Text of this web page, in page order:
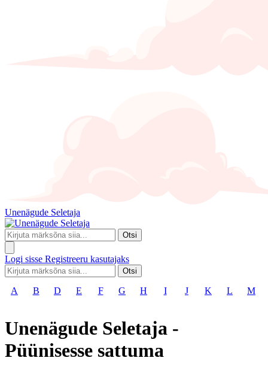
Unenägude Seletaja
Otsi
Logi sisse Registreeru kasutajaks
Otsi
A B D E F G H I J K L M
Unenägude Seletaja -
Püünisesse sattuma